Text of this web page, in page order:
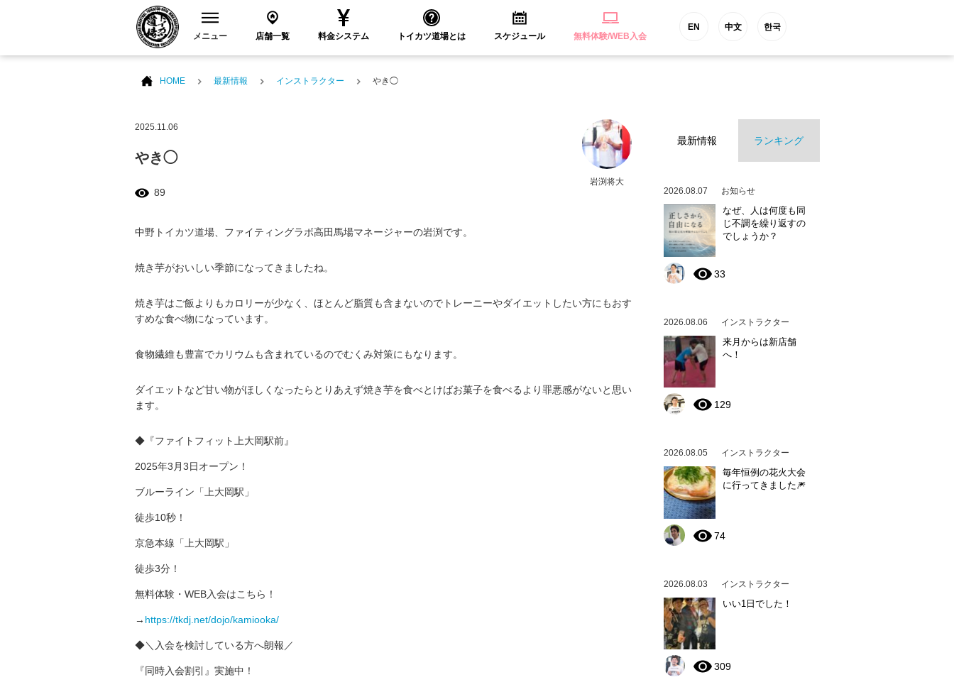
メニュー 店舗一覧 料金システム トイカツ道場とは スケジュール 無料体験/WEB入会
EN 中文 한국
HOME 最新情報 インストラクター やき◯
岩渕将大
2025.11.06
やき◯
89
中野トイカツ道場、ファイティングラボ高田馬場マネージャーの岩渕です。
焼き芋がおいしい季節になってきましたね。
焼き芋はご飯よりもカロリーが少なく、ほとんど脂質も含まないのでトレーニーやダイエットしたい方にもおす
すめな食べ物になっています。
食物繊維も豊富でカリウムも含まれているのでむくみ対策にもなります。
ダイエットなど甘い物がほしくなったらとりあえず焼き芋を食べとけばお菓子を食べるより罪悪感がないと思い
ます。
◆『ファイトフィット上大岡駅前』
2025年3月3日オープン！
ブルーライン「上大岡駅」
徒歩10秒！
京急本線「上大岡駅」
徒歩3分！
無料体験・WEB入会はこちら！
→ https://tkdj.net/dojo/kamiooka/
◆＼入会を検討している方へ朗報／
『同時入会割引』実施中！
最新情報 ランキング
2026.08.07 お知らせ
なぜ、人は何度も同
じ不調を繰り返すの
でしょうか？
33
2026.08.06 インストラクター
来月からは新店舗
へ！
129
2026.08.05 インストラクター
毎年恒例の花火大会
に行ってきました🎆
74
2026.08.03 インストラクター
いい1日でした！
309